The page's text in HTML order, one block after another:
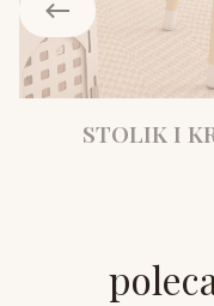
STOLIK I